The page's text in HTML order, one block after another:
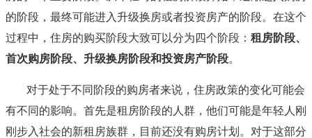
的阶段，最终可能进入升级换房或者投资房产的阶段。在这个
过程中，住房的购买阶段大致可以分为四个阶段： 租房阶段、
首次购房阶段、升级换房阶段和投资房产阶段。
对于处于不同阶段的购房者来说，住房政策的变化可能会
有不同的影响。首先是租房阶段的人群，他们可能是年轻人刚
刚步入社会的新租房族群，目前还没有购房计划。对于这部分